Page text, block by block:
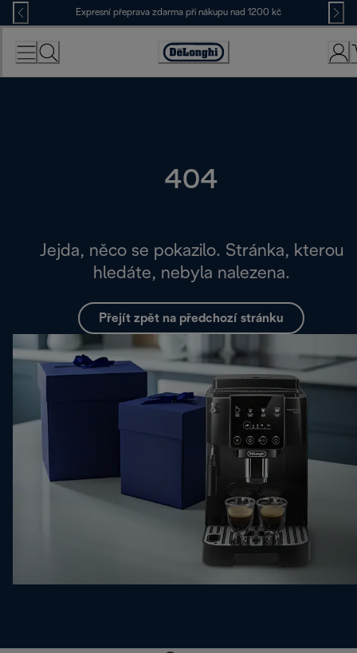
Skip
to
Content
Expresní přeprava zdarma při nákupu nad 1200 kč
Accessibility
Statement
404
Jejda, něco se pokazilo. Stránka, kterou
hledáte, nebyla nalezena.
Přejít zpět na předchozí stránku